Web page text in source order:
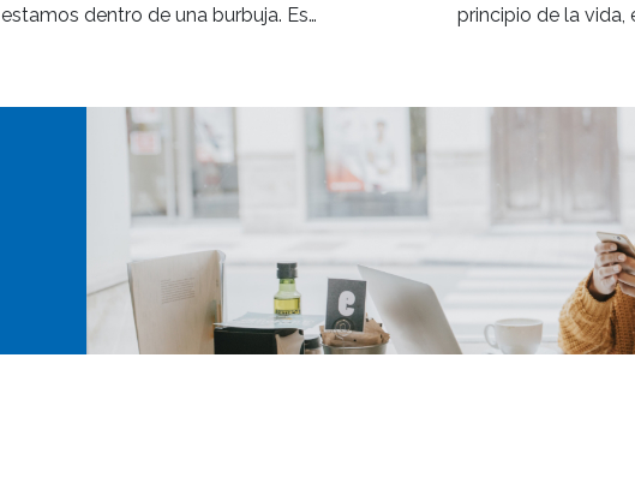
estamos dentro de una burbuja. Es…
principio de la vida,